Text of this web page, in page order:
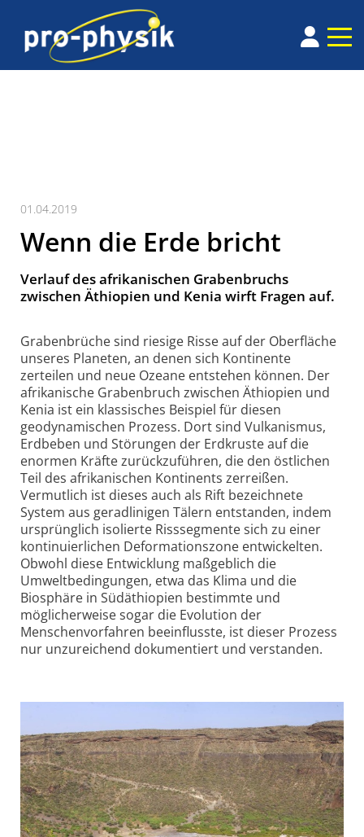
01.04.2019
Wenn die Erde bricht
Verlauf des afrikanischen Grabenbruchs
zwischen Äthiopien und Kenia wirft Fragen auf.
Grabenbrüche sind riesige Risse auf der Oberfläche
unseres Planeten, an denen sich Kontinente
zerteilen und neue Ozeane entstehen können. Der
afrikanische Grabenbruch zwischen Äthiopien und
Kenia ist ein klassisches Beispiel für diesen
geodynamischen Prozess. Dort sind Vulkanismus,
Erdbeben und Störungen der Erdkruste auf die
enormen Kräfte zurückzuführen, die den östlichen
Teil des afrikanischen Kontinents zerreißen.
Vermutlich ist dieses auch als Rift bezeichnete
System aus geradlinigen Tälern entstanden, indem
ursprünglich isolierte Risssegmente sich zu einer
kontinuierlichen Deformationszone entwickelten.
Obwohl diese Entwicklung maßgeblich die
Umweltbedingungen, etwa das Klima und die
Biosphäre in Südäthiopien bestimmte und
möglicherweise sogar die Evolution der
Menschenvorfahren beeinflusste, ist dieser Prozess
nur unzureichend dokumentiert und verstanden.